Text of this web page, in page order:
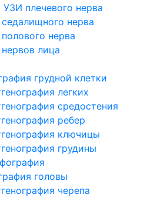
УЗИ плечевого нерва
нерва
нерва
лица
грудной клетки
легких
средостения
ребер
ключицы
грудины
головы
черепа